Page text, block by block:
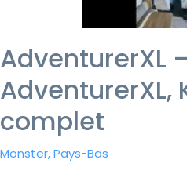
AdventurerXL
AdventurerXL,
complet
Monster, Pays-Bas